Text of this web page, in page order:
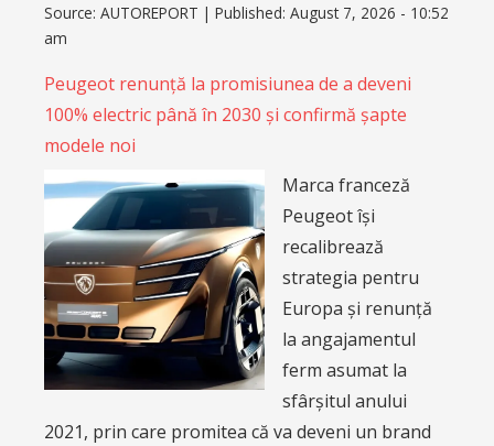
Source: AUTOREPORT | Published: August 7, 2026 - 10:52
am
Peugeot renunță la promisiunea de a deveni
100% electric până în 2030 și confirmă șapte
modele noi
Marca franceză
Peugeot își
recalibrează
strategia pentru
Europa și renunță
la angajamentul
ferm asumat la
sfârșitul anului
2021, prin care promitea că va deveni un brand